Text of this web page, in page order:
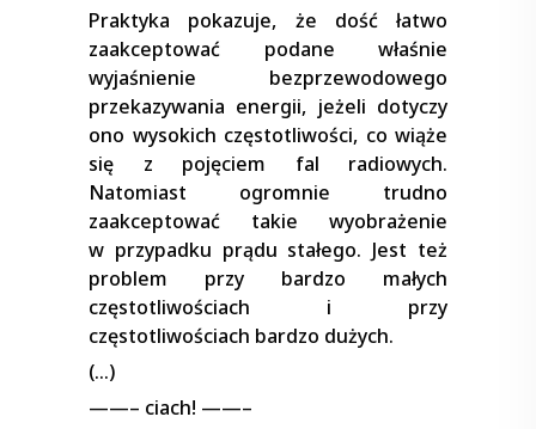
Praktyka pokazuje, że dość łatwo
zaakceptować podane właśnie
wyjaśnienie bezprzewodowego
przekazywania energii, jeżeli dotyczy
ono wysokich częstotliwości, co wiąże
się z pojęciem fal radiowych.
Natomiast ogromnie trudno
zaakceptować takie wyobrażenie
w przypadku prądu stałego. Jest też
problem przy bardzo małych
częstotliwościach i przy
częstotliwościach bardzo dużych.
(…)
——– ciach! ——–